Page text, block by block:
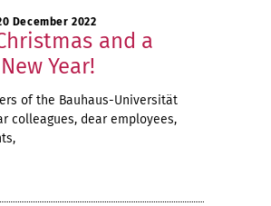
December 2022
and a
Year!
of the Bauhaus-Universität
colleagues, dear employees,